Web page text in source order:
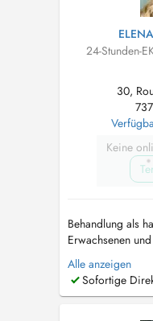
24-Stunden-
30,
Keine
Behandlung als
Erwachsenen
Consultation for
age of 3 years.
и детей от 3
Alle anzeigen
Sofortige